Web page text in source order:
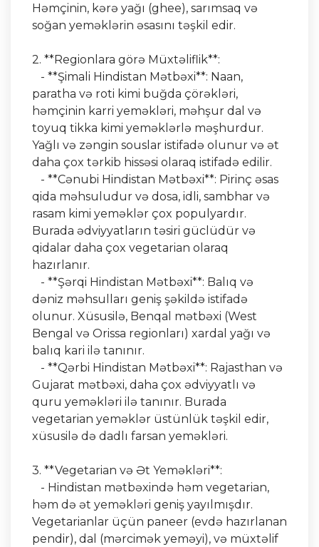
Həmçinin, kərə yağı (ghee), sarımsaq və
soğan yeməklərin əsasını təşkil edir.
2. **Regionlara görə Müxtəliflik**:
- **Şimali Hindistan Mətbəxi**: Naan,
paratha və roti kimi buğda çörəkləri,
həmçinin karri yeməkləri, məhşur dal və
toyuq tikka kimi yeməklərlə məşhurdur.
Yağlı və zəngin souslar istifadə olunur və ət
daha çox tərkib hissəsi olaraq istifadə edilir.
- **Cənubi Hindistan Mətbəxi**: Pirinç əsas
qida məhsuludur və dosa, idli, sambhar və
rasam kimi yeməklər çox populyardır.
Burada ədviyyatların təsiri güclüdür və
qidalar daha çox vegetarian olaraq
hazırlanır.
- **Şərqi Hindistan Mətbəxi**: Balıq və
dəniz məhsulları geniş şəkildə istifadə
olunur. Xüsusilə, Benqal mətbəxi (West
Bengal və Orissa regionları) xardal yağı və
balıq kari ilə tanınır.
- **Qərbi Hindistan Mətbəxi**: Rajasthan və
Gujarat mətbəxi, daha çox ədviyyatlı və
quru yeməkləri ilə tanınır. Burada
vegetarian yeməklər üstünlük təşkil edir,
xüsusilə də dadlı farsan yeməkləri.
3. **Vegetarian və Ət Yeməkləri**:
- Hindistan mətbəxində həm vegetarian,
həm də ət yeməkləri geniş yayılmışdır.
Vegetarianlar üçün paneer (evdə hazırlanan
pendir), dal (mərcimək yeməyi), və müxtəlif